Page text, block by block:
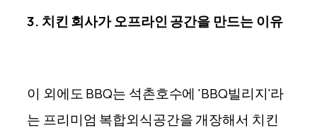
3. 치킨 회사가 오프라인 공간을 만드는 이유
이 외에도 BBQ는 석촌호수에 'BBQ빌리지'라
는 프리미엄 복합외식공간을 개장해서 치킨